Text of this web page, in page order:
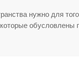
нужно для